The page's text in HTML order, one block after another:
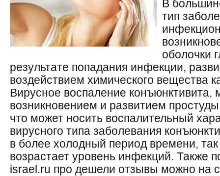
В
тип
оболочки
результате попадания инфекции,
воздействием химического вещества
Вирусное воспаление конъюнктивита,
возникновением и развитием
что может носить воспалительный
вирусного типа заболевания
в более холодный период времени,
возрастает уровень инфекций. Также
israel.ru про дешели отзывы можно на